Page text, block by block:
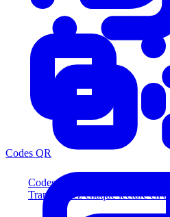
Codes QR
Transformez chaque lecture en
Codes QR